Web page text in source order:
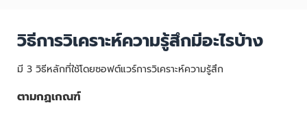
วิธีการวิเคราะห์ความรู้สึกมีอะไรบ้าง
มี 3 วิธีหลักที่ใช้โดยซอฟต์แวร์การวิเคราะห์ความรู้สึก
ตามกฏเกณฑ์